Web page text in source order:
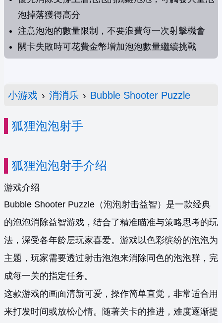
泡掉落獲得高分
注意泡泡的數量限制，不要浪費每一次射擊機會
關卡失敗時可花費金幣增加泡泡數量繼續挑戰
小游戏 › 消消乐 › Bubble Shooter Puzzle
狐狸泡泡射手
狐狸泡泡射手介绍
游戏介绍
Bubble Shooter Puzzle（泡泡射击益智）是一款经典
的泡泡消除益智游戏，结合了精准瞄准与策略思考的玩
法，深受各年龄层玩家喜爱。游戏以色彩缤纷的泡泡为
主题，玩家需要透过射击泡泡来消除同色的泡泡群，完
成每一关的指定任务。
这款游戏的画面清新可爱，操作简单直觉，非常适合用
来打发时间或放松心情。随著关卡的推进，难度逐渐提